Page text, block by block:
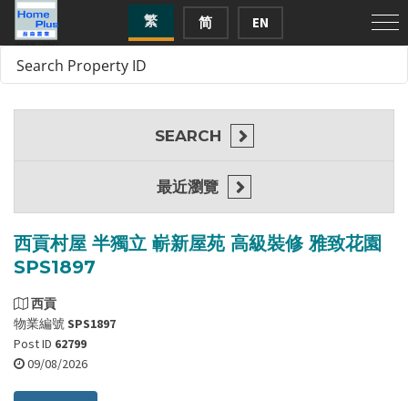
繁 简 EN
西貢村屋 半獨立 嶄新屋苑 高級裝修 雅致花園
SPS1897
西貢
物業編號SPS1897
Post ID 62799
09/08/2026
SEARCH
最近瀏覽